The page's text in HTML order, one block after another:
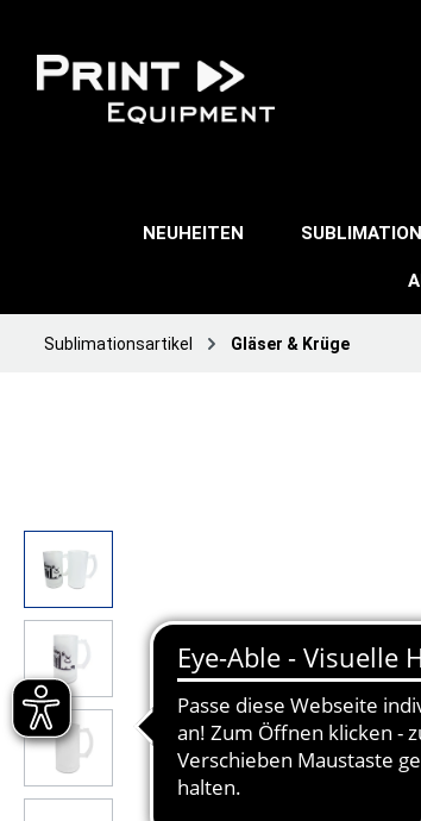
NEUHEITEN SUBLIMATION
Sublimationsartikel Gläser & Krüge